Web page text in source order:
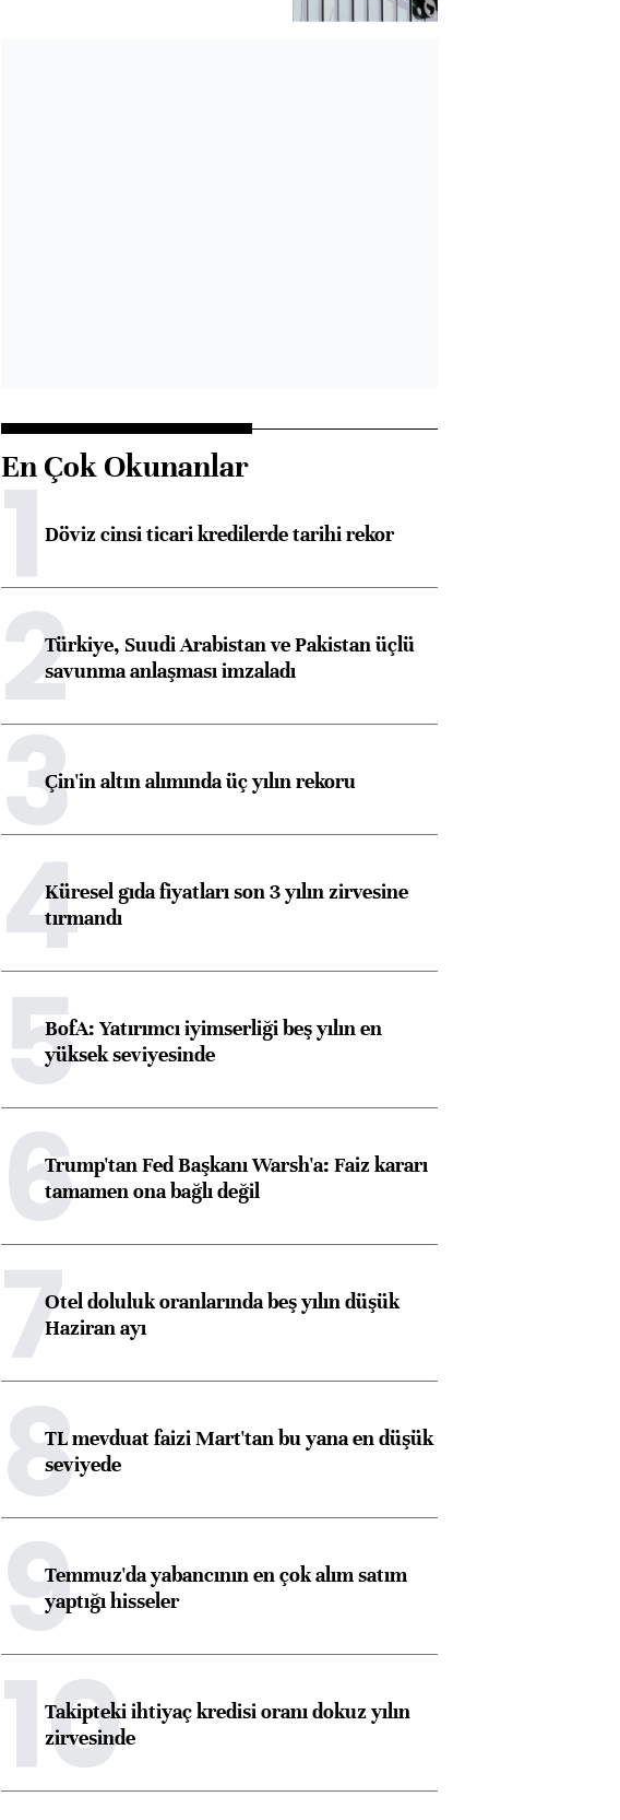
En Çok Okunanlar
1Döviz cinsi ticari kredilerde tarihi rekor
2Türkiye, Suudi Arabistan ve Pakistan üçlü
savunma anlaşması imzaladı
3Çin'in altın alımında üç yılın rekoru
4Küresel gıda fiyatları son 3 yılın zirvesine
tırmandı
5BofA: Yatırımcı iyimserliği beş yılın en
yüksek seviyesinde
6Trump'tan Fed Başkanı Warsh'a: Faiz kararı
tamamen ona bağlı değil
7Otel doluluk oranlarında beş yılın düşük
Haziran ayı
8TL mevduat faizi Mart'tan bu yana en düşük
seviyede
9Temmuz'da yabancının en çok alım satım
yaptığı hisseler
10
Takipteki ihtiyaç kredisi oranı dokuz yılın
zirvesinde